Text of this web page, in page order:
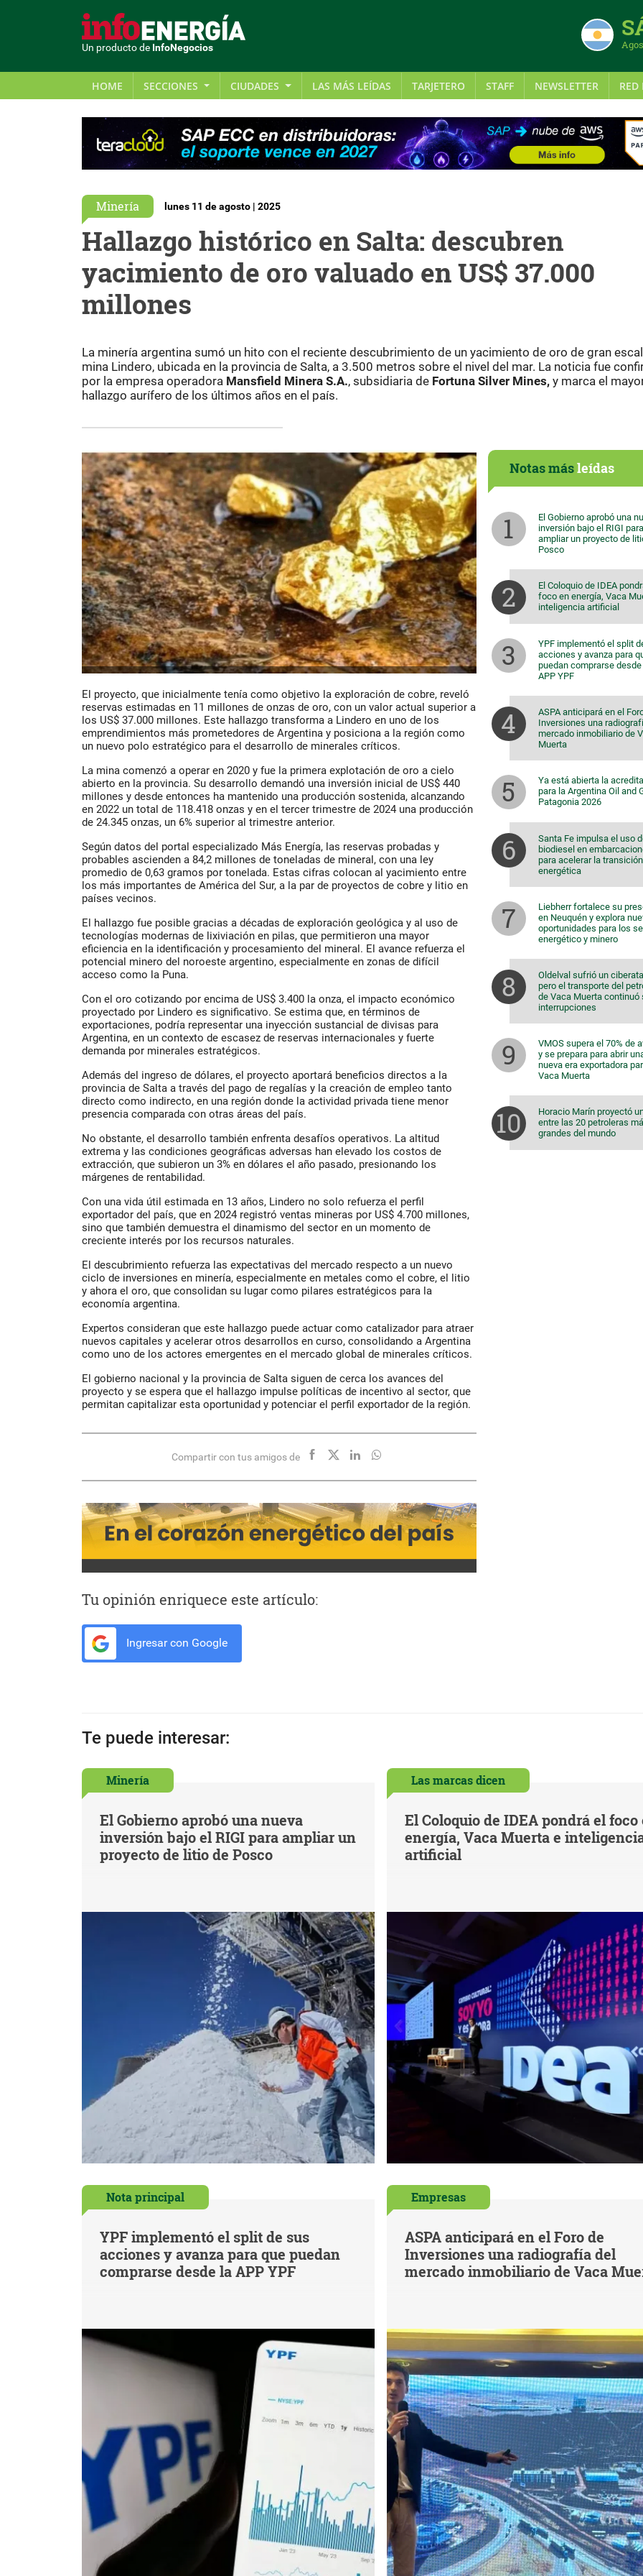
Un producto de InfoNegocios
HOME SECCIONES CIUDADES LAS MÁS LEÍDAS TARJETERO STAFF NEWSLETTER
Minería lunes 11 de agosto | 2025
Hallazgo histórico en Salta: descubren
yacimiento de oro valuado en US$ 37.000
millones
La minería argentina sumó un hito con el reciente descubrimiento de un yacimiento de oro de gran
mina Lindero, ubicada en la provincia de Salta, a 3.500 metros sobre el nivel del mar. La noticia fue
por la empresa operadora Mansfield Minera S.A., subsidiaria de Fortuna Silver Mines, y marca el
hallazgo aurífero de los últimos años en el país.
El proyecto, que inicialmente tenía como objetivo la exploración de cobre, reveló
reservas estimadas en 11 millones de onzas de oro, con un valor actual superior a
los US$ 37.000 millones. Este hallazgo transforma a Lindero en uno de los
emprendimientos más prometedores de Argentina y posiciona a la región como
un nuevo polo estratégico para el desarrollo de minerales críticos.
La mina comenzó a operar en 2020 y fue la primera explotación de oro a cielo
abierto en la provincia. Su desarrollo demandó una inversión inicial de US$ 440
millones y desde entonces ha mantenido una producción sostenida, alcanzando
en 2022 un total de 118.418 onzas y en el tercer trimestre de 2024 una producción
de 24.345 onzas, un 6% superior al trimestre anterior.
Según datos del portal especializado Más Energía, las reservas probadas y
probables ascienden a 84,2 millones de toneladas de mineral , con una ley
promedio de 0,63 gramos por tonelada. Estas cifras colocan al yacimiento entre
los más importantes de América del Sur, a la par de proyectos de cobre y litio en
países vecinos.
El hallazgo fue posible gracias a décadas de exploración geológica y al uso de
tecnologías modernas de lixiviación en pilas, que permitieron una mayor
eficiencia en la identificación y procesamiento del mineral. El avance refuerza el
potencial minero del noroeste argentino, especialmente en zonas de difícil
acceso como la Puna.
Con el oro cotizando por encima de US$ 3.400 la onza, el impacto económico
proyectado por Lindero es significativo. Se estima que, en términos de
exportaciones, podría representar una inyección sustancial de divisas para
Argentina, en un contexto de escasez de reservas internacionales y fuerte
demanda por minerales estratégicos.
Además del ingreso de dólares, el proyecto aportará beneficios directos a la
provincia de Salta a través del pago de regalías y la creación de empleo tanto
directo como indirecto, en una región donde la actividad privada tiene menor
presencia comparada con otras áreas del país.
No obstante, el desarrollo también enfrenta desafíos operativos. La altitud
extrema y las condiciones geográficas adversas han elevado los costos de
extracción, que subieron un 3% en dólares el año pasado, presionando los
márgenes de rentabilidad.
Con una vida útil estimada en 13 años, Lindero no solo refuerza el perfil
exportador del país, que en 2024 registró ventas mineras por US$ 4.700 millones,
sino que también demuestra el dinamismo del sector en un momento de
creciente interés por los recursos naturales.
El descubrimiento refuerza las expectativas del mercado respecto a un nuevo
ciclo de inversiones en minería, especialmente en metales como el cobre, el litio
y ahora el oro, que consolidan su lugar como pilares estratégicos para la
economía argentina.
Expertos consideran que este hallazgo puede actuar como catalizador para atraer
nuevos capitales y acelerar otros desarrollos en curso, consolidando a Argentina
como uno de los actores emergentes en el mercado global de minerales críticos.
El gobierno nacional y la provincia de Salta siguen de cerca los avances del
proyecto y se espera que el hallazgo impulse políticas de incentivo al sector, que
permitan capitalizar esta oportunidad y potenciar el perfil exportador de la región.
Compartir con tus amigos de
Tu opinión enriquece este artículo:
Ingresar con Google
Notas másleídas
El Gobierno aprobó una
inversión bajo el RIGI para
ampliar un proyecto de
Posco
El Coloquio de IDEA
foco en energía, Vaca
inteligencia artificial
YPF implementó el split
acciones y avanza para
puedan comprarse desde
APP YPF
ASPA anticipará en el
Inversiones una
mercado inmobiliario de
Muerta
Ya está abierta la
para la Argentina Oil and
Patagonia 2026
Santa Fe impulsa el uso
biodiesel en
para acelerar la transición
energética
Liebherr fortalece su
en Neuquén y explora
oportunidades para los
energético y minero
Oldelval sufrió un
pero el transporte del
de Vaca Muerta continuó
interrupciones
VMOS supera el 70% de
y se prepara para abrir
nueva era exportadora
Vaca Muerta
Horacio Marín proyectó
entre las 20 petroleras
grandes del mundo
Te puede interesar:
Minería
El Gobierno aprobó una nueva
inversión bajo el RIGI para ampliar un
proyecto de litio de Posco
Las marcas dicen
El Coloquio de IDEA pondrá el foco
energía, Vaca Muerta e
artificial
Nota principal
YPF implementó el split de sus
acciones y avanza para que puedan
comprarse desde la APP YPF
Empresas
ASPA anticipará en el Foro de
Inversiones una radiografía del
mercado inmobiliario de Vaca